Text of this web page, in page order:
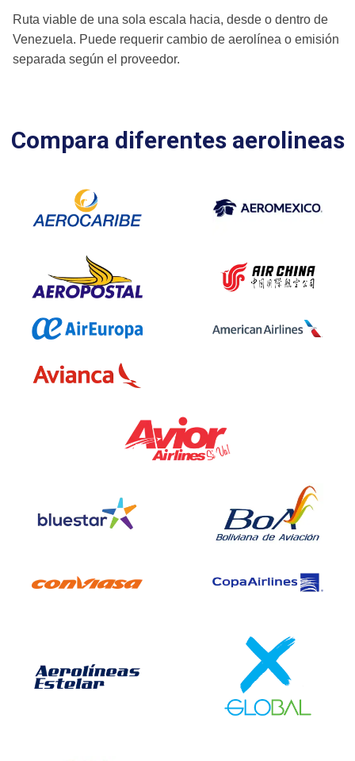
Ruta viable de una sola escala hacia, desde o dentro de
Venezuela. Puede requerir cambio de aerolínea o emisión
separada según el proveedor.
Compara diferentes aerolineas